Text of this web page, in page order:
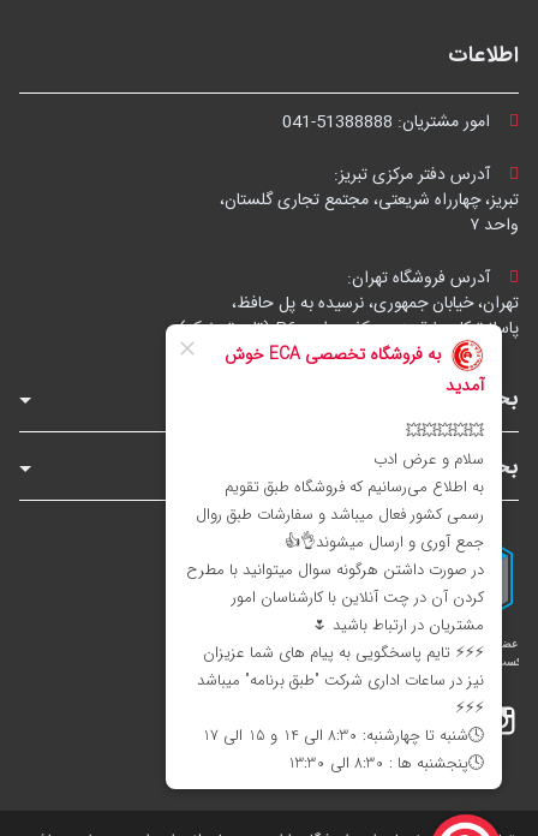
اطلاعات
امور مشتریان: 041-51388888
آدرس دفتر مرکزی تبریز:
تبریز، چهارراه شریعتی، مجتمع تجاری گلستان،
واحد ۷
آدرس فروشگاه تهران:
تهران، خیابان جمهوری، نرسیده به پل حافظ،
پاساژ توکل، طبقه زیرهمکف، واحد B6 (تاپ ترونیک)
بخش‌های فروشگاه
بخش‌های سایت
اینستاگرام